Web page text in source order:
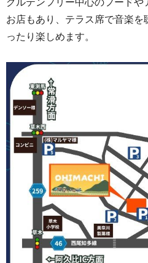
お店もあり、テラス席で音楽
ったり楽しめます。